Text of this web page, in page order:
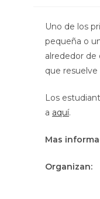
Uno de los
pequeña o
alrededor de
que resuelve
Los
a aquí.
Mas
Organizan: